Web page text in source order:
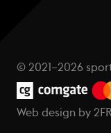
© 2021–2026
Web design by